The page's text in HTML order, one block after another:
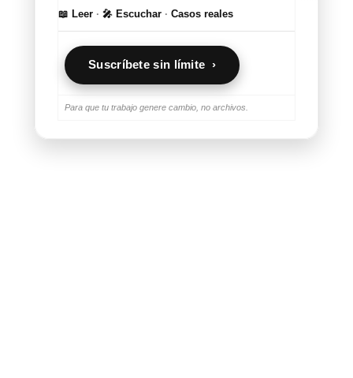
📖 Leer · 🎤 Escuchar · Casos reales
Suscríbete sin límite ›
Para que tu trabajo genere cambio, no archivos.